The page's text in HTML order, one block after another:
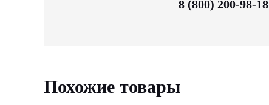
8 (800) 200-98-18
Похожие товары